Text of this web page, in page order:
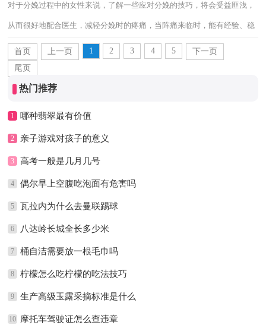
对于分娩过程中的女性来说，了解一些应对分娩的技巧，将会受益匪浅，
从而很好地配合医生，减轻分娩时的疼痛，当阵痛来临时，能有经验、稳
定地实施各种呼吸放松技巧，使得肢体及心理放松，顺...
首页 上一页 1 2 3 4 5
下一页
尾页
热门推荐
1 哪种翡翠最有价值
2 亲子游戏对孩子的意义
3 高考一般是几月几号
4 偶尔早上空腹吃泡面有危害吗
5 瓦拉内为什么去曼联踢球
6 八达岭长城全长多少米
7 桶自洁需要放一根毛巾吗
8 柠檬怎么吃柠檬的吃法技巧
9 生产高级玉露采摘标准是什么
10 摩托车驾驶证怎么查违章